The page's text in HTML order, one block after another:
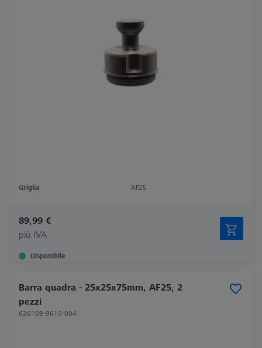
Griglia AF25
89,99 €
più IVA
Disponibile
Barra quadra - 25x25x75mm, AF25, 2
pezzi
626109-9610-004